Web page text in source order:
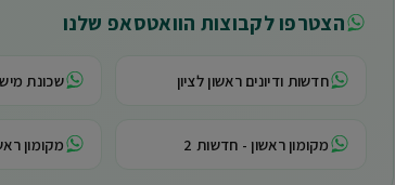
הצטרפו לקבוצות הוואטסאפ שלנו
חדשות ודיונים ראשון לציון שכונת
מקומון ראשון - חדשות 2 מקומון